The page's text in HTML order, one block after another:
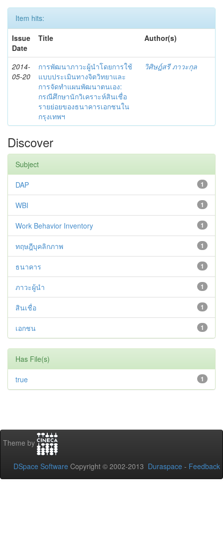
Item hits:
Issue
Date
Title Author(s)
2014-
05-20
การพัฒนาภาวะผู้นำโดยการใช้
แบบประเมินทางจิตวิทยาและ
การจัดทำแผนพัฒนาตนเอง:
กรณีศึกษานักวิเคราะห์สินเชื่อ
รายย่อยของธนาคารเอกชนใน
กรุงเทพฯ
วิศิษฎ์สรี ภาวะกุล
Discover
Subject
1
DAP
1
WBI
1
Work Behavior Inventory
1
ทฤษฎีบุคลิกภาพ
1
ธนาคาร
1
ภาวะผู้นำ
1
สินเชื่อ
1
เอกชน
Has File(s)
1
true
Theme by
DSpace Software Copyright © 2002-2013 Duraspace - Feedback